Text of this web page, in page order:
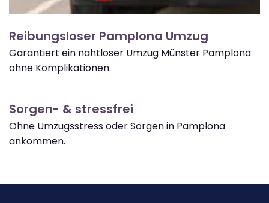
Reibungsloser Pamplona Umzug
Garantiert ein nahtloser Umzug Münster Pamplona
ohne Komplikationen.
Sorgen- & stressfrei
Ohne Umzugsstress oder Sorgen in Pamplona
ankommen.